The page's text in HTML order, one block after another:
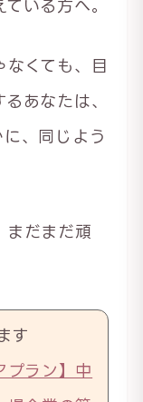
いる方へ。
くても、目
あなたは、
、同じよう
まだまだ頑
す
プラン】中